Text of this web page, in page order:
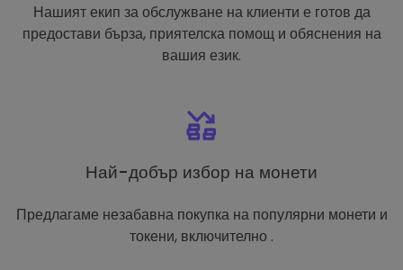
Нашият екип за обслужване на клиенти е готов да
предостави бърза, приятелска помощ и обяснения на
вашия език.
Най-добър избор на монети
Предлагаме незабавна покупка на популярни монети и
токени, включително .